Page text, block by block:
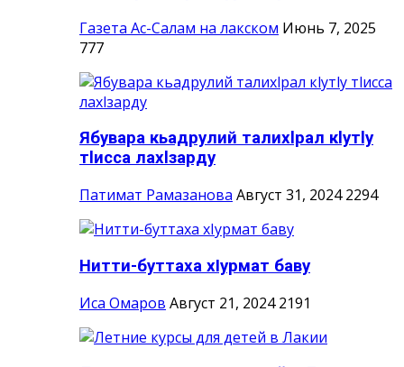
Газета Ас-Салам на лакском Июнь 7, 2025
777
Ябувара кьадрулий талихlрал кlутlу
тlисса лахlзарду
Патимат Рамазанова Август 31, 2024 2294
Нитти-буттаха хIурмат баву
Иса Омаров Август 21, 2024 2191